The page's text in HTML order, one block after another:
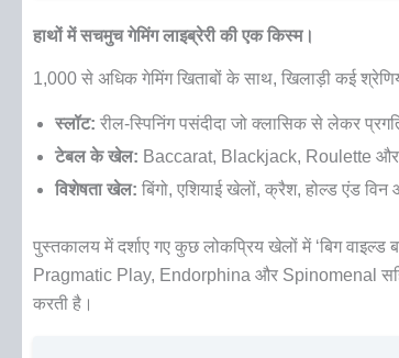
हाथों में सचमुच गेमिंग लाइब्रेरी की एक किस्म।
1,000 से अधिक गेमिंग खिताबों के साथ, खिलाड़ी कई
स्लॉट: रील-स्पिनिंग पसंदीदा जो क्लासिक से लेकर
टेबल के खेल: Baccarat, Blackjack, Roulette
विशेषता खेल: बिंगो, एशियाई खेलों, क्रैश, होल्ड एंड
पुस्तकालय में दर्शाए गए कुछ लोकप्रिय खेलों में ‘बिग वाइल्ड
Pragmatic Play, Endorphina और Spinomenal सहित
करती है।